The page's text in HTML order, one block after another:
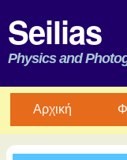
Seilias
Physics and
Aρχική